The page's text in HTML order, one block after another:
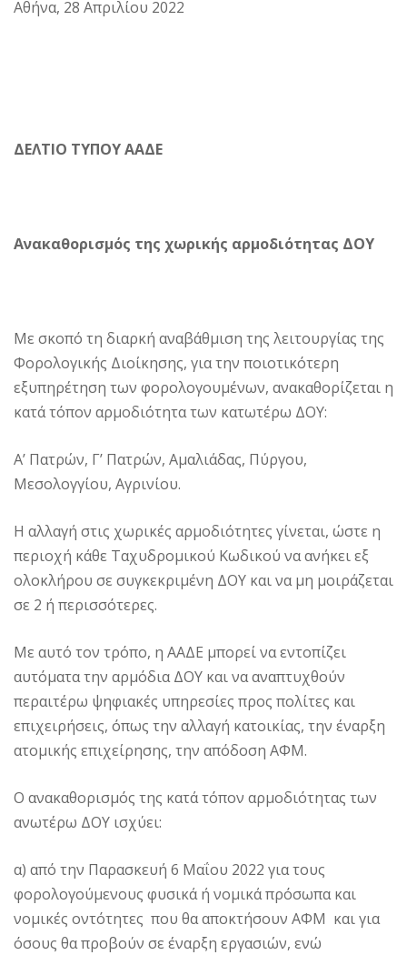
Αθήνα, 28 Απριλίου 2022
ΔΕΛΤΙΟ ΤΥΠΟΥ ΑΑΔΕ
Ανακαθορισμός της χωρικής αρμοδιότητας ΔΟΥ
Με σκοπό τη διαρκή αναβάθμιση της λειτουργίας της
Φορολογικής Διοίκησης, για την ποιοτικότερη
εξυπηρέτηση των φορολογουμένων, ανακαθορίζεται η
κατά τόπον αρμοδιότητα των κατωτέρω ΔΟΥ:
Α’ Πατρών, Γ’ Πατρών, Αμαλιάδας, Πύργου,
Μεσολογγίου, Αγρινίου.
Η αλλαγή στις χωρικές αρμοδιότητες γίνεται, ώστε η
περιοχή κάθε Ταχυδρομικού Κωδικού να ανήκει εξ
ολοκλήρου σε συγκεκριμένη ΔΟΥ και να μη μοιράζεται
σε 2 ή περισσότερες.
Με αυτό τον τρόπο, η ΑΑΔΕ μπορεί να εντοπίζει
αυτόματα την αρμόδια ΔΟΥ και να αναπτυχθούν
περαιτέρω ψηφιακές υπηρεσίες προς πολίτες και
επιχειρήσεις, όπως την αλλαγή κατοικίας, την έναρξη
ατομικής επιχείρησης, την απόδοση ΑΦΜ.
Ο ανακαθορισμός της κατά τόπον αρμοδιότητας των
ανωτέρω ΔΟΥ ισχύει:
α) από την Παρασκευή 6 Μαΐου 2022 για τους
φορολογούμενους φυσικά ή νομικά πρόσωπα και
νομικές οντότητες που θα αποκτήσουν ΑΦΜ και για
όσους θα προβούν σε έναρξη εργασιών, ενώ